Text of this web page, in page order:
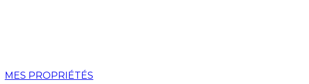
MES PROPRIÉTÉS